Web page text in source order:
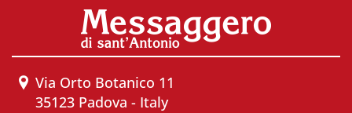
Via Orto Botanico 11
35123 Padova - Italy